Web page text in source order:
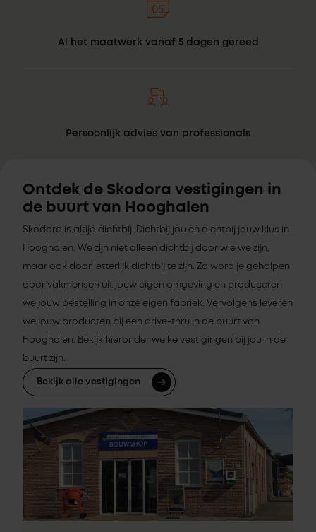
Al het maatwerk vanaf 5 dagen gereed
Persoonlijk advies van professionals
Ontdek de Skodora vestigingen in
de buurt van Hooghalen
Skodora is altijd dichtbij. Dichtbij jou en dichtbij jouw klus in
Hooghalen. We zijn niet alleen dichtbij door wie we zijn,
maar ook door letterlijk dichtbij te zijn. Zo word je geholpen
door vakmensen uit jouw eigen omgeving en produceren
we jouw bestelling in onze eigen fabriek. Vervolgens leveren
we jouw producten bij een drive-thru in de buurt van
Hooghalen. Bekijk hieronder welke vestigingen bij jou in de
buurt zijn.
Bekijk alle vestigingen